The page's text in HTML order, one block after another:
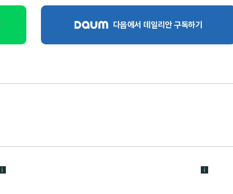
다음에서 데일리안 구독하기